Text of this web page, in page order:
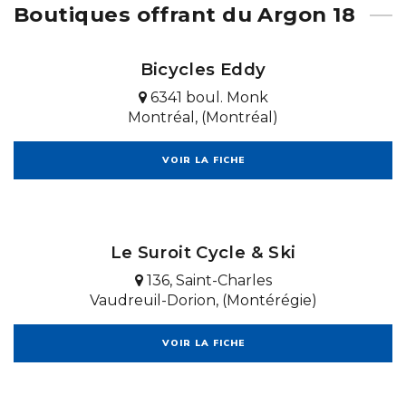
Boutiques offrant du Argon 18
Bicycles Eddy
6341 boul. Monk
Montréal, (Montréal)
VOIR LA FICHE
Le Suroit Cycle & Ski
136, Saint-Charles
Vaudreuil-Dorion, (Montérégie)
VOIR LA FICHE